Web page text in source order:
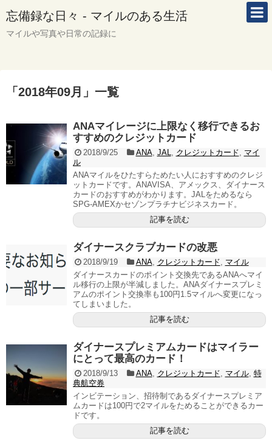
忘備録な日々 - マイルのある生活
マイルや写真や日常の記録に
「 2018年09月 」 一覧
ANAマイレージに上限なく移行できるお
すすめのクレジットカード
2018/9/25 ANA, JAL クレジットカード
マイ
ル
ANAマイルをひたすらためたい人におすすめのクレジ
ットカードです。ANAVISA、アメックス、ダイナース
カードのおすすめがわかります。JALをためるなら
SPG-AMEXかセゾンプラチナビジネスカード。
記事を読む
ダイナースクラブカードの改悪
2018/9/19 ANA, クレジットカード
マイル
ダイナースカードのポイント交換先であるANAへマイ
ル移行の上限が半減しました。ANAダイナースプレミ
アムのポイント交換率も100円1.5マイルへ変更になっ
てしまいました。
記事を読む
ダイナースプレミアムカードはマイラー
にとって最高のカード！
2018/9/13 ANA, クレジットカード マイル, 特
典航空券
インビテーション、招待制であるダイナースプレミア
ムカードは100円で2マイルをためることができるカー
ドです。
記事を読む